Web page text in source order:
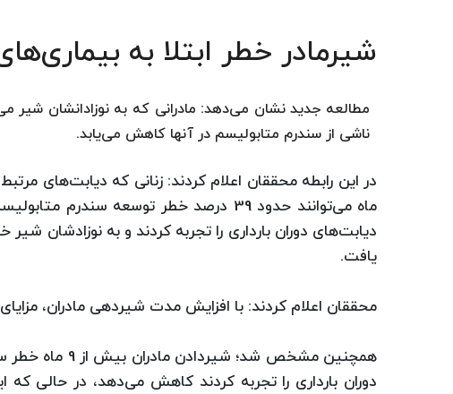
شیرمادر خطر ابتلا به
مطالعه جدید نشان می‌دهد: مادرانی که به نوزادانشان شیر
ناشی از سندرم متابولیسم در آنها کاهش می‌یابد.
ماه می‌توانند حدود 39 درصد خطر توسعه
یافت.
محققان اعلام کردند: با افزایش مدت شیردهی مادران،
دوران بارداری را تجربه کردند کاهش می‌دهد، در حالی که